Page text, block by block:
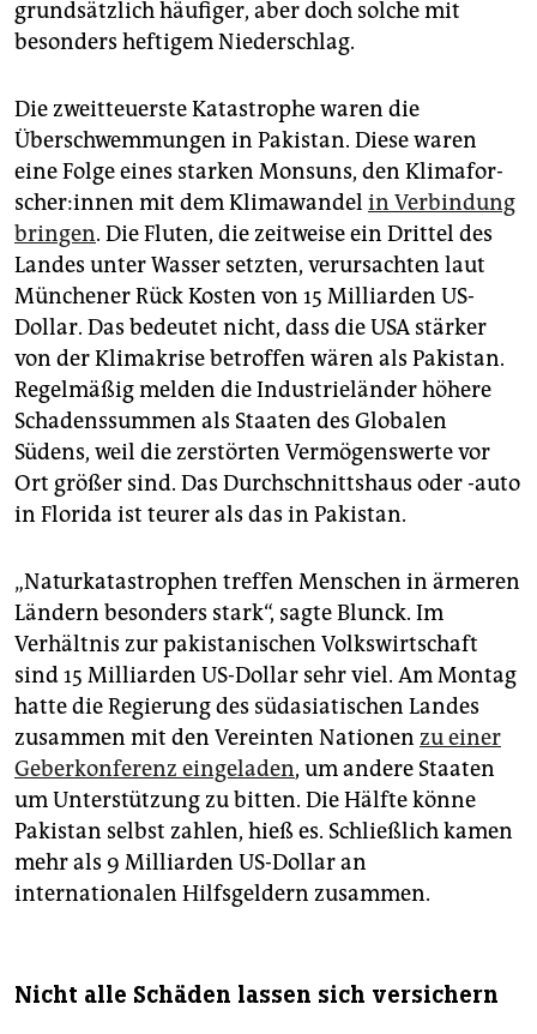
grundsätzlich häufiger, aber doch solche mit
besonders heftigem Niederschlag.
Die zweitteuerste Katastrophe waren die
Überschwemmungen in Pakistan. Diese waren
eine Folge eines starken Monsuns, den Kli­ma­for­
sche­r:in­nen mit dem Klimawandel in Verbindung
bringen. Die Fluten, die zeitweise ein Drittel des
Landes unter Wasser setzten, verursachten laut
Münchener Rück Kosten von 15 Milliarden US-
Dollar. Das bedeutet nicht, dass die USA stärker
von der Klima­krise betroffen wären als Pakistan.
Regelmäßig melden die Industrieländer höhere
Schadenssummen als Staaten des Globalen
Südens, weil die zerstörten Vermögenswerte vor
Ort größer sind. Das Durchschnittshaus oder -auto
in Florida ist teurer als das in Pakistan.
„Naturkatastrophen treffen Menschen in ärmeren
Ländern besonders stark“, sagte Blunck. Im
Verhältnis zur pakistanischen Volkswirtschaft
sind 15 Milliarden US-Dollar sehr viel. Am Montag
hatte die Regierung des südasiatischen Landes
zusammen mit den Vereinten Nationen zu einer
Geberkonferenz eingeladen, um andere Staaten
um Unterstützung zu bitten. Die Hälfte könne
Pakistan selbst zahlen, hieß es. Schließlich kamen
mehr als 9 Milliarden US-Dollar an
internationalen Hilfsgeldern zusammen.
Nicht alle Schäden lassen sich versichern